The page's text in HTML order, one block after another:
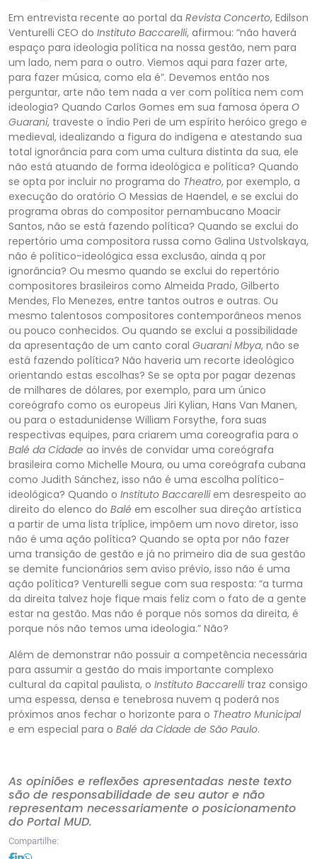
Em entrevista recente ao portal da Revista Concerto, Edilson
Venturelli CEO do Instituto Baccarelli, afirmou: “não haverá
espaço para ideologia política na nossa gestão, nem para
um lado, nem para o outro. Viemos aqui para fazer arte,
para fazer música, como ela é”. Devemos então nos
perguntar, arte não tem nada a ver com política nem com
ideologia? Quando Carlos Gomes em sua famosa ópera O
Guarani, traveste o índio Peri de um espírito heróico grego e
medieval, idealizando a figura do indígena e atestando sua
total ignorância para com uma cultura distinta da sua, ele
não está atuando de forma ideológica e política? Quando
se opta por incluir no programa do Theatro, por exemplo, a
execução do oratório O Messias de Haendel, e se exclui do
programa obras do compositor pernambucano Moacir
Santos, não se está fazendo política? Quando se exclui do
repertório uma compositora russa como Galina Ustvolskaya,
não é político-ideológica essa exclusão, ainda q por
ignorância? Ou mesmo quando se exclui do repertório
compositores brasileiros como Almeida Prado, Gilberto
Mendes, Flo Menezes, entre tantos outros e outras. Ou
mesmo talentosos compositores contemporâneos menos
ou pouco conhecidos. Ou quando se exclui a possibilidade
da apresentação de um canto coral Guarani Mbya, não se
está fazendo política? Não haveria um recorte ideológico
orientando estas escolhas? Se se opta por pagar dezenas
de milhares de dólares, por exemplo, para um único
coreógrafo como os europeus Jiri Kylian, Hans Van Manen,
ou para o estadunidense William Forsythe, fora suas
respectivas equipes, para criarem uma coreografia para o
Balé da Cidade ao invés de convidar uma coreógrafa
brasileira como Michelle Moura, ou uma coreógrafa cubana
como Judith Sánchez, isso não é uma escolha político-
ideológica? Quando o Instituto Baccarelli em desrespeito ao
direito do elenco do Balé em escolher sua direção artística
a partir de uma lista tríplice, impõem um novo diretor, isso
não é uma ação política? Quando se opta por não fazer
uma transição de gestão e já no primeiro dia de sua gestão
se demite funcionários sem aviso prévio, isso não é uma
ação política? Venturelli segue com sua resposta: “a turma
da direita talvez hoje fique mais feliz com o fato de a gente
estar na gestão. Mas não é porque nós somos da direita, é
porque nós não temos uma ideologia.” Não?
Além de demonstrar não possuir a competência necessária
para assumir a gestão do mais importante complexo
cultural da capital paulista, o Instituto Baccarellitraz consigo
uma espessa, densa e tenebrosa nuvem q poderá nos
próximos anos fechar o horizonte para o Theatro Municipal
e em especial para o Balé da Cidade de São Paulo.
As opiniões e reflexões apresentadas neste texto
são de responsabilidade de seu autor e não
representam necessariamente o posicionamento
do Portal MUD.
Compartilhe: